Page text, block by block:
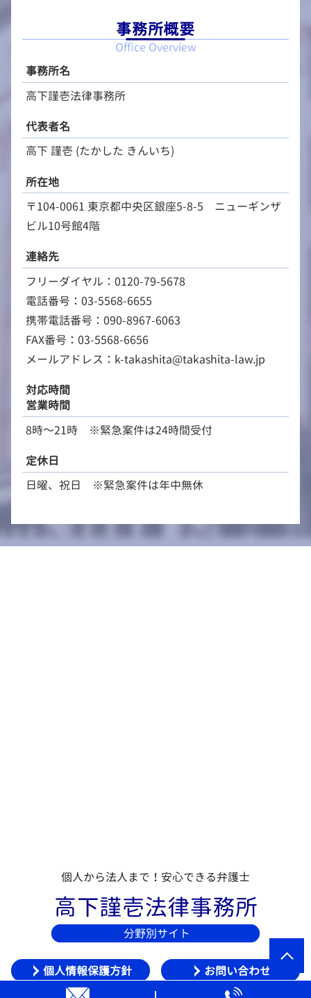
事務所概要
Office Overview
事務所名
高下謹壱法律事務所
代表者名
高下 謹壱 (たかした きんいち)
所在地
〒104-0061 東京都中央区銀座5-8-5 ニューギンザ
ビル10号館4階
連絡先
フリーダイヤル：0120-79-5678
電話番号：03-5568-6655
携帯電話番号：090-8967-6063
FAX番号：03-5568-6656
メールアドレス：k-takashita@takashita-law.jp
対応時間
営業時間
8時～21時 ※緊急案件は24時間受付
定休日
日曜、祝日 ※緊急案件は年中無休
個人から法人まで！安心できる弁護士
個人情報保護方針 お問い合わせ